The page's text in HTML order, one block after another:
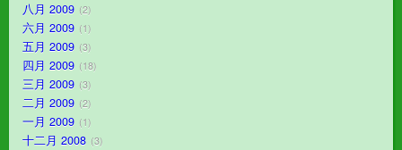
八月 2009 2
六月 2009 1
五月 2009 3
四月 2009 18
三月 2009 3
二月 2009 2
一月 2009 1
十二月 2008 3